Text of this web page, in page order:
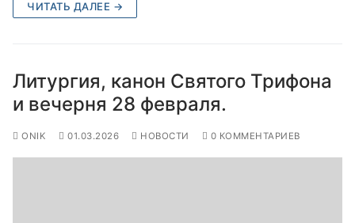
ЧИТАТЬ ДАЛЕЕ →
Литургия, канон Святого Трифона
и вечерня 28 февраля.
ONIK 01.03.2026 НОВОСТИ 0 КОММЕНТАРИЕВ